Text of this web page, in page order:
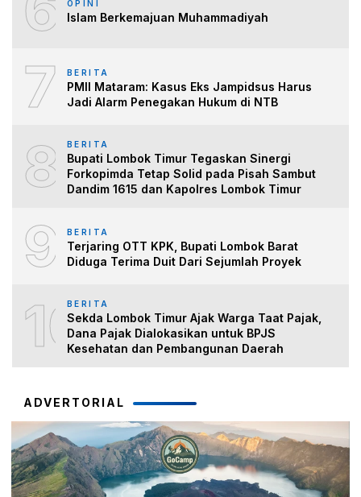
OPINI
Islam Berkemajuan Muhammadiyah
7 BERITA
PMII Mataram: Kasus Eks Jampidsus Harus
Jadi Alarm Penegakan Hukum di NTB
8 BERITA
Bupati Lombok Timur Tegaskan Sinergi
Forkopimda Tetap Solid pada Pisah Sambut
Dandim 1615 dan Kapolres Lombok Timur
9 BERITA
Terjaring OTT KPK, Bupati Lombok Barat
Diduga Terima Duit Dari Sejumlah Proyek
10BERITA
Sekda Lombok Timur Ajak Warga Taat Pajak,
Dana Pajak Dialokasikan untuk BPJS
Kesehatan dan Pembangunan Daerah
ADVERTORIAL